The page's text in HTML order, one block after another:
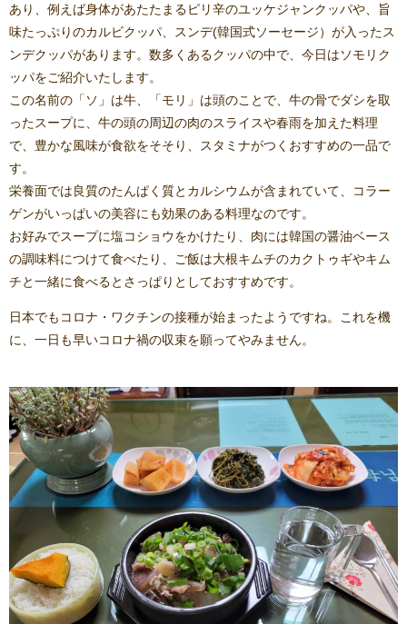
あり、例えば身体があたたまるピリ辛のユッケジャンクッパや、旨
味たっぷりのカルビクッパ、スンデ(韓国式ソーセージ）が入ったス
ンデクッパがあります。数多くあるクッパの中で、今日はソモリク
ッパをご紹介いたします。
この名前の「ソ」は牛、「モリ」は頭のことで、牛の骨でダシを取
ったスープに、牛の頭の周辺の肉のスライスや春雨を加えた料理
で、豊かな風味が食欲をそそり、スタミナがつくおすすめの一品で
す。
栄養面では良質のたんぱく質とカルシウムが含まれていて、コラー
ゲンがいっぱいの美容にも効果のある料理なのです。
お好みでスープに塩コショウをかけたり、肉には韓国の醤油ベース
の調味料につけて食べたり、ご飯は大根キムチのカクトゥギやキム
チと一緒に食べるとさっぱりとしておすすめです。
日本でもコロナ・ワクチンの接種が始まったようですね。これを機
に、一日も早いコロナ禍の収束を願ってやみません。